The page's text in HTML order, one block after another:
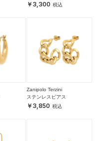
3,300
Zanipolo Terzini
ステンレスピアス
3,850